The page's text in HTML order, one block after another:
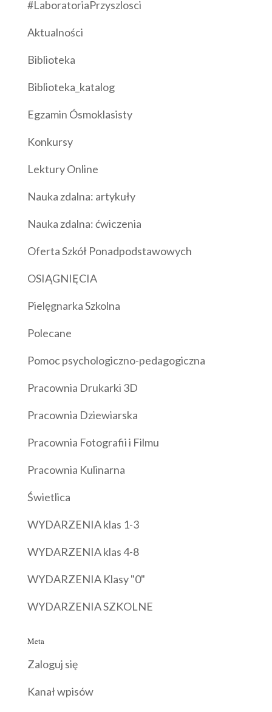
#LaboratoriaPrzyszlosci
Aktualności
Biblioteka
Biblioteka_katalog
Egzamin Ósmoklasisty
Konkursy
Lektury Online
Nauka zdalna: artykuły
Nauka zdalna: ćwiczenia
Oferta Szkół Ponadpodstawowych
OSIĄGNIĘCIA
Pielęgnarka Szkolna
Polecane
Pomoc psychologiczno-pedagogiczna
Pracownia Drukarki 3D
Pracownia Dziewiarska
Pracownia Fotografii i Filmu
Pracownia Kulinarna
Świetlica
WYDARZENIA klas 1-3
WYDARZENIA klas 4-8
WYDARZENIA Klasy "0"
WYDARZENIA SZKOLNE
Meta
Zaloguj się
Kanał wpisów